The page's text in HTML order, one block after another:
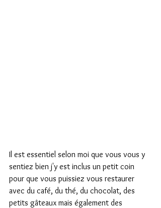
Il est essentiel selon moi que vous vous y
sentiez bien j'y est inclus un petit coin
pour que vous puissiez vous restaurer
avec du café, du thé, du chocolat, des
petits gâteaux mais également des